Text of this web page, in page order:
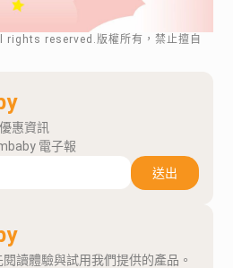
rights reserved.版權所有，禁止擅自
惠資訊
電子報
送出
讀體驗與試用我們提供的產品。